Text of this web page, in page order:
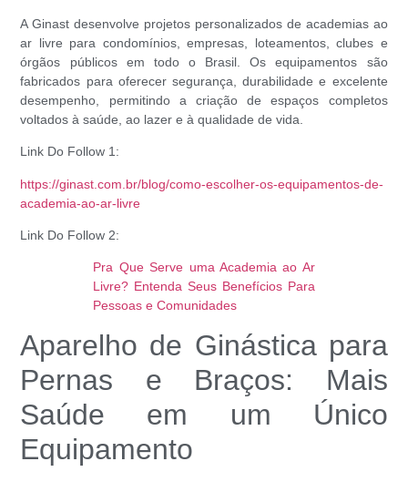
A Ginast desenvolve projetos personalizados de academias ao
ar livre para condomínios, empresas, loteamentos, clubes e
órgãos públicos em todo o Brasil. Os equipamentos são
fabricados para oferecer segurança, durabilidade e excelente
desempenho, permitindo a criação de espaços completos
voltados à saúde, ao lazer e à qualidade de vida.
Link Do Follow 1:
https://ginast.com.br/blog/como-escolher-os-equipamentos-de-
academia-ao-ar-livre
Link Do Follow 2:
Pra Que Serve uma Academia ao Ar
Livre? Entenda Seus Benefícios Para
Pessoas e Comunidades
Aparelho de Ginástica para
Pernas e Braços: Mais
Saúde em um Único
Equipamento